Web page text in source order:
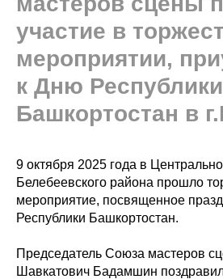
участие в
мероприятии,
к Дню Республики
Башкортостан в
9 октября 2025 года в
Белебеевского района прошло
мероприятие, посвященное
Республики Башкортостан.
Председатель Союза мастеров
Шавкатович Бадамшин